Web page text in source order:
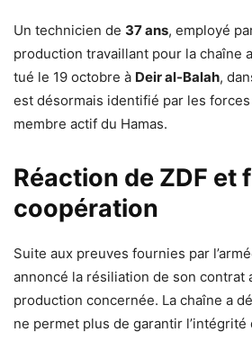
Un technicien de 37 ans, employé
production travaillant pour la chaîne
tué le 19 octobre à Deir al-Balah,
est désormais identifié par les
membre actif du Hamas.
Réaction de ZDF et
coopération
Suite aux preuves fournies par
annoncé la résiliation de son contrat
production concernée. La chaîne a
ne permet plus de garantir